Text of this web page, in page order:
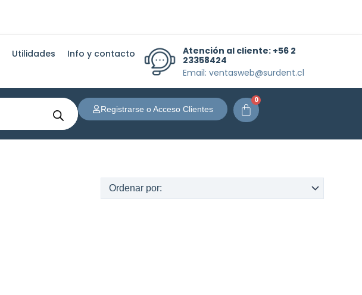
Utilidades Info y contacto Atención al cliente: +56 2
23358424
Email: ventasweb@surdent.cl
Registrarse o Acceso Clientes
0
Carrito